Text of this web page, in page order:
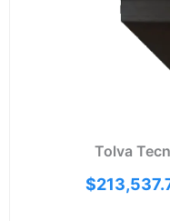
Tolva
$